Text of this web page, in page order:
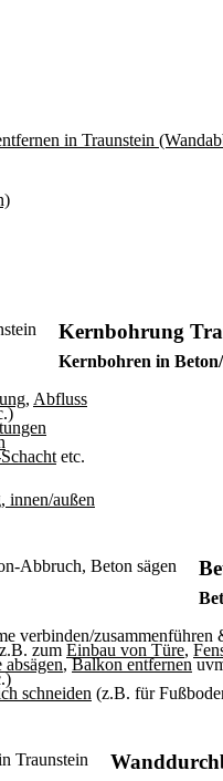
Kernbohrung
Kernbohren in
, Abfluss
etc.
innen/außen
verbinden/zusammenführen
zum Einbau von Türe,
absägen,Balkon entfernen
schneiden (z.B. für